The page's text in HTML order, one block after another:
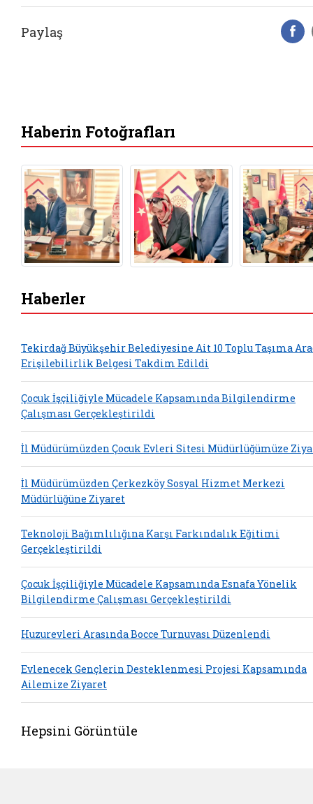
Paylaş
Haberin Fotoğrafları
Haberler
Tekirdağ Büyükşehir Belediyesine Ait 10 Toplu Taşıma
Erişilebilirlik Belgesi Takdim Edildi
Çocuk İşçiliğiyle Mücadele Kapsamında Bilgilendirme
Çalışması Gerçekleştirildi
İl Müdürümüzden Çocuk Evleri Sitesi Müdürlüğümüze
İl Müdürümüzden Çerkezköy Sosyal Hizmet Merkezi
Müdürlüğüne Ziyaret
Teknoloji Bağımlılığına Karşı Farkındalık Eğitimi
Gerçekleştirildi
Çocuk İşçiliğiyle Mücadele Kapsamında Esnafa Yönelik
Bilgilendirme Çalışması Gerçekleştirildi
Huzurevleri Arasında Bocce Turnuvası Düzenlendi
Evlenecek Gençlerin Desteklenmesi Projesi Kapsamında
Ailemize Ziyaret
Hepsini Görüntüle